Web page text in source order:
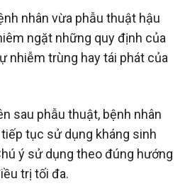
nhân vừa phẫu thuật hậu
ngặt những quy định của
nhiễm trùng hay tái phát của
sau phẫu thuật, bệnh nhân
tục sử dụng kháng sinh
ý sử dụng theo đúng hướng
trị tối đa.